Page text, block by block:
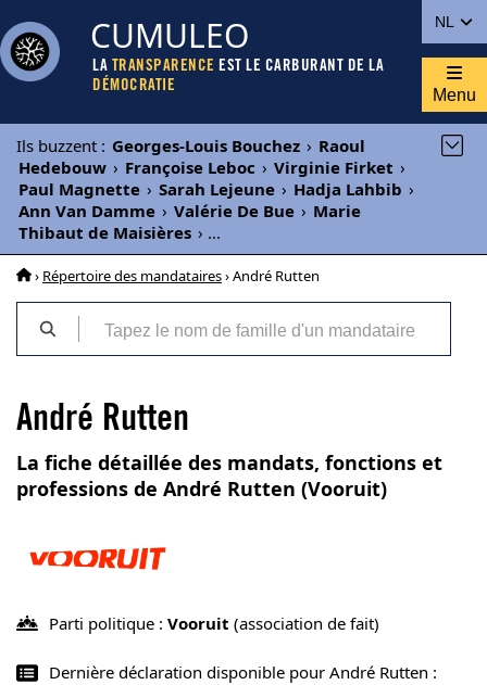
NL
CUMULEO
LA TRANSPARENCE EST LE CARBURANT DE LA
DÉMOCRATIE
Menu
Ils buzzent : Georges-Louis Bouchez › Raoul
Hedebouw › Françoise Leboc › Virginie Firket ›
Paul Magnette › Sarah Lejeune › Hadja Lahbib ›
Ann Van Damme › Valérie De Bue › Marie
Thibaut de Maisières › ...
› Répertoire des mandataires› André Rutten
André Rutten
La fiche détaillée des mandats, fonctions et
professions de André Rutten (Vooruit)
Parti politique : Vooruit (association de fait)
Dernière déclaration disponible pour André Rutten :